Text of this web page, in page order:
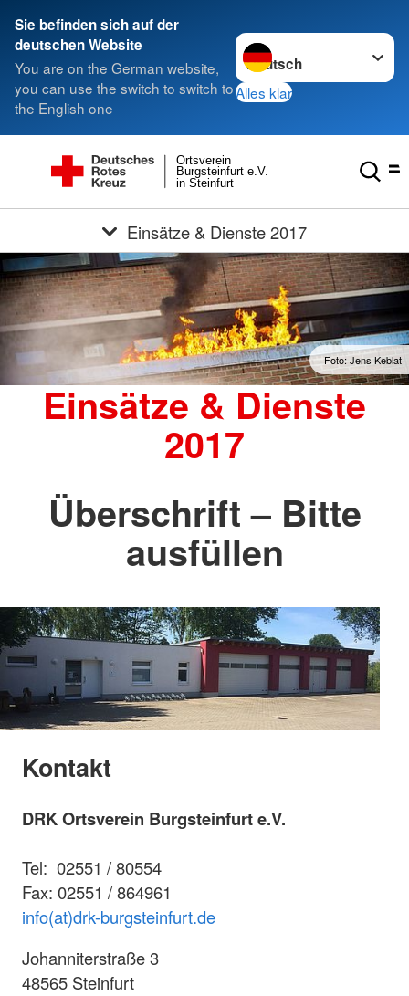
Sie befinden sich auf der
deutschen Website
You are on the German website,
you can use the switch to switch to
the English one
Sprache wechseln zu
Alles klar
in Steinfurt
Burgsteinfurt e.V.
Ortsverein
Einsätze & Dienste 2017
Foto: Jens Keblat
Einsätze & Dienste
2017
Überschrift – Bitte
ausfüllen
Kontakt
DRK Ortsverein Burgsteinfurt e.V.
Tel: 02551 / 80554
Fax: 02551 / 864961
info(at)drk-burgsteinfurt.de
Johanniterstraße 3
48565 Steinfurt